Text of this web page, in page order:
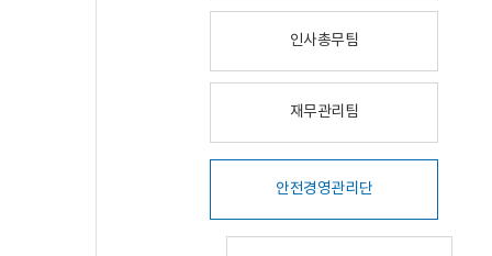
인사총무팀
재무관리팀
안전경영관리단